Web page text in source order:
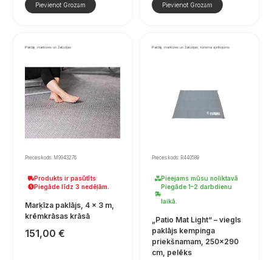
Pievienot Grozam Pievienot Grozam
Paklāji, markīzes un žalūzijas
Preces kods: M9943276
Produkts ir pasūtīts
Piegāde līdz 3 nedēļām.
Marķīza paklājs, 4 x 3 m,
krēmkrāsas krāsā
151,00 €
Paklāji, markīzes un žalūzijas, tūrisma aprīkojums
Preces kods: R440589
Pieejams mūsu noliktavā
Piegāde 1–2 darbdienu
laikā.
„Patio Mat Light“ – viegls
paklājs kempinga
priekšnamam, 250×290
cm, pelēks